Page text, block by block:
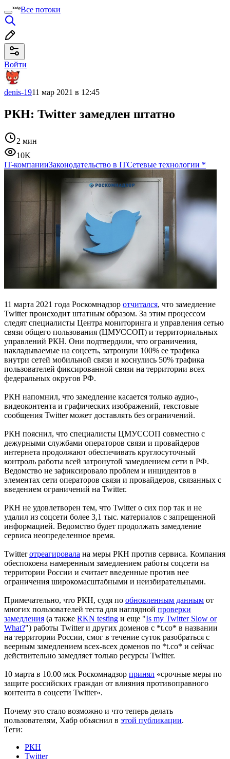
Все потоки
Войти
denis-1911 мар 2021 в 12:45
РКН: Twitter замедлен штатно
2 мин
10K
IT-компанииЗаконодательство в ITСетевые технологии *
11 марта 2021 года Роскомнадзор отчитался, что замедление
Twitter происходит штатным образом. За этим процессом
следят специалисты Центра мониторинга и управления сетью
связи общего пользования (ЦМУССОП) и территориальных
управлений РКН. Они подтвердили, что ограничения,
накладываемые на соцсеть, затронули 100% ее трафика
внутри сетей мобильной связи и коснулись 50% трафика
пользователей фиксированной связи на территории всех
федеральных округов РФ.
РКН напомнил, что замедление касается только аудио-,
видеоконтента и графических изображений, текстовые
сообщения Twitter может доставлять без ограничений.
РКН пояснил, что специалисты ЦМУССОП совместно с
дежурными службами операторов связи и провайдеров
интернета продолжают обеспечивать круглосуточный
контроль работы всей затронутой замедлением сети в РФ.
Ведомство не зафиксировало проблем и инцидентов в
элементах сети операторов связи и провайдеров, связанных с
введением ограничений на Twitter.
РКН не удовлетворен тем, что Twitter о сих пор так и не
удалил из соцсети более 3,1 тыс. материалов с запрещенной
информацией. Ведомство будет продолжать замедление
сервиса неопределенное время.
Twitterотреагировала на меры РКН против сервиса. Компания
обеспокоена намеренным замедлением работы соцсети на
территории России и считает введенные против нее
ограничения широкомасштабными и неизбирательными.
Примечательно, что РКН, судя по обновленным данным от
многих пользователей теста для наглядной проверки
замедления (а также RKN testing и еще "Is my Twitter Slow or
What?") работы Twitter и других доменов с *t.co* в названии
на территории России, смог в течение суток разобраться с
веерным замедлением всех-всех доменов по *t.co* и сейчас
действительно замедляет только ресурсы Twitter.
10 марта в 10.00 мск Роскомнадзор принял «срочные меры по
защите российских граждан от влияния противоправного
контента в соцсети Twitter».
Почему это стало возможно и что теперь делать
пользователям, Хабр объяснил в этой публикации.
Теги:
РКН
Twitter